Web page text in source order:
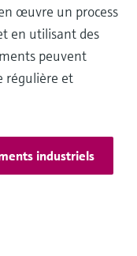
œuvre un process
en utilisant des
peuvent
régulière et
industriels